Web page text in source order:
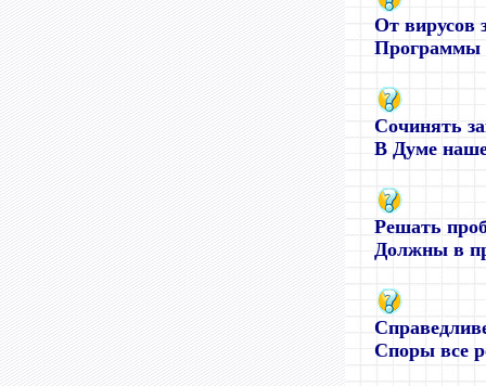
От вирусов
Программы
Сочинять
В Думе
Решать
Должны в
Споры все